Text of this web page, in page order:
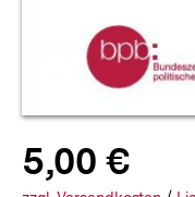
Allgemeine
Informationen
5,00 €5